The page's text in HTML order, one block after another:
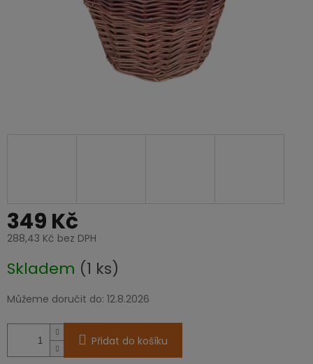
349 Kč
288,43 Kč bez DPH
cena:
Skladem (1 ks)
Můžeme doručit do: 12.8.2026
Přidat do košíku